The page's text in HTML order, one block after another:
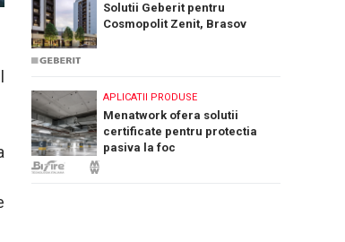
Solutii Geberit pentru
Cosmopolit Zenit, Brasov
APLICATII PRODUSE
Menatwork ofera solutii
certificate pentru protectia
pasiva la foc